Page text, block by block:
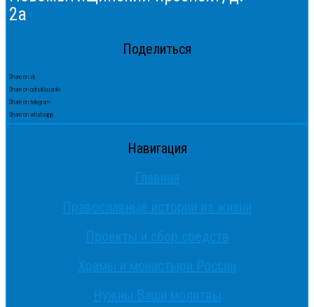
2а
Поделиться
Share on vk
Share on odnoklassniki
Share on telegram
Share on whatsapp
Навигация
Главная
Православные истории из жизни
Проекты и сбор средств
Храмы и монастыри России
Нужны Ваши молитвы